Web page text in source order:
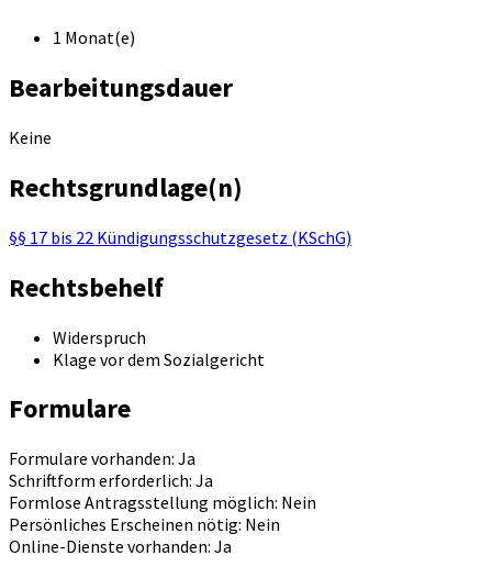
1 Monat(e)
Bearbeitungsdauer
Keine
Rechtsgrundlage(n)
§§ 17 bis 22 Kündigungsschutzgesetz (KSchG)
Rechtsbehelf
Widerspruch
Klage vor dem Sozialgericht
Formulare
Formulare vorhanden: Ja
Schriftform erforderlich: Ja
Formlose Antragsstellung möglich: Nein
Persönliches Erscheinen nötig: Nein
Online-Dienste vorhanden: Ja